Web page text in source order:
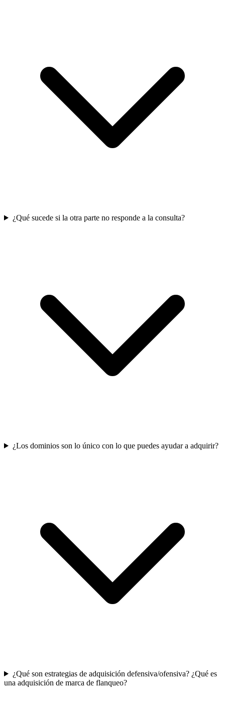
¿Qué sucede si la otra parte no responde a la consulta?
¿Los dominios son lo único con lo que puedes ayudar a adquirir?
¿Qué son estrategias de adquisición defensiva/ofensiva? ¿Qué es
una adquisición de marca de flanqueo?